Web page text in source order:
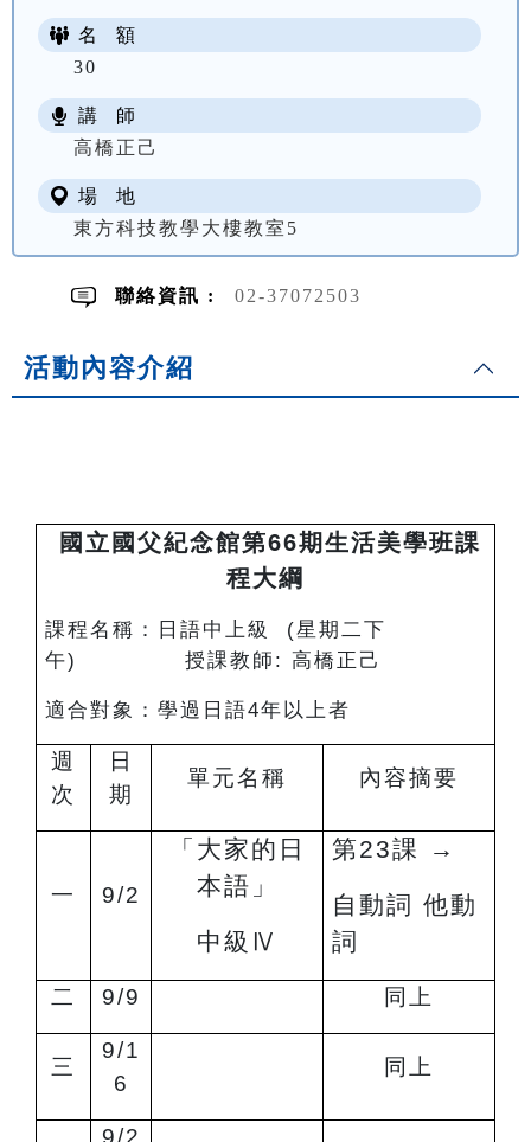
名 額
30
講 師
高橋正己
場 地
東方科技教學大樓教室5
聯絡資訊 : 02-37072503
活動內容介紹
國立國父紀念館第66期生活美學班課
程大綱
課程名稱：日語中上級 (星期二下
午) 授課教師: 高橋正己
適合對象：學過日語4年以上者
週
次
日
期
單元名稱 內容摘要
一 9/2
「大家的日
本語」
中級 Ⅳ
第23課
→
自動詞 他動
詞
二 9/9 同上
三
9/1
6
同上
9/2